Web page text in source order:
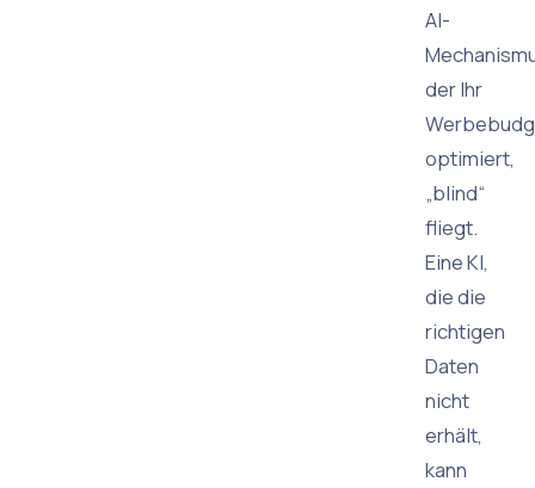
AI-
der Ihr
optimiert,
„blind“
fliegt.
Eine KI,
die die
richtigen
Daten
nicht
erhält,
kann